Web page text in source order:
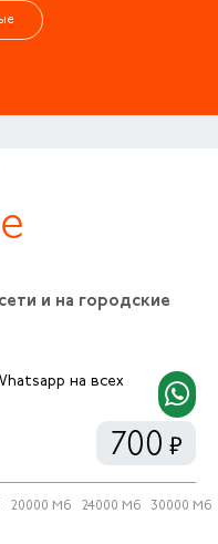
и на городские
на всех
700
20000 Мб 24000 Мб 30000 Мб